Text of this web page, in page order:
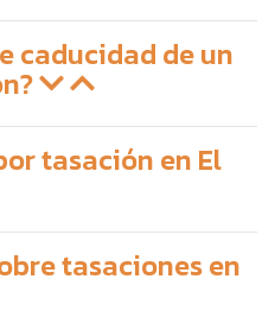
caducidad de un
tasación en El
tasaciones en